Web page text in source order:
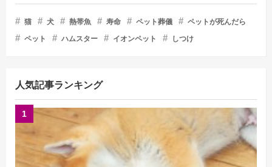
猫 犬 熱帯魚 寿命 ペット葬儀
ペットが死んだら
ペット
ハムスター イオンペット しつけ
人気記事ランキング